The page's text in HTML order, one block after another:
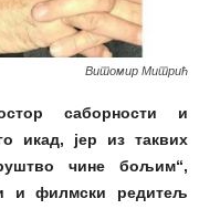
Витомир Митрић
саборности и
икад, јер из таквих
чине бољим“,
и филмски редитељ